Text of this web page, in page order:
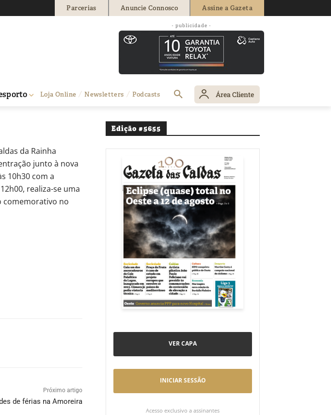
Parcerias Anuncie Connosco Assine a Gazeta
- publicidade -
Loja Online Newsletters Podcasts Área Cliente
94 anos
da Rainha
junto à nova
10h30 com a
realiza-se uma
comemorativo no
Próximo artigo
de férias na Amoreira
Edição #5655
VER CAPA
INICIAR SESSÃO
Acesso exclusivo a assinantes